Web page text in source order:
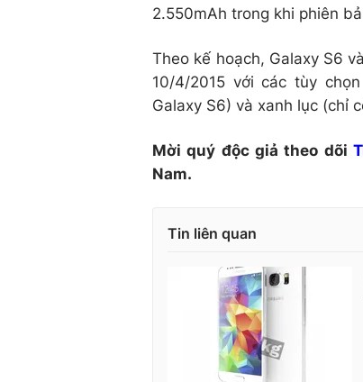
2.550mAh trong khi phiên
Theo kế hoạch, Galaxy S6
10/4/2015 với các tùy
Galaxy S6) và xanh lục (chỉ
Mời quý độc giả theo dõi
Nam.
Tin liên quan